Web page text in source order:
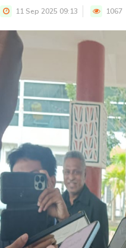
11 Sep 2025 09:13 1067